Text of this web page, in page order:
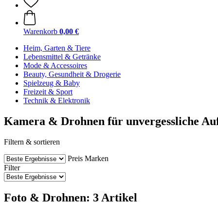
Warenkorb 0,00 €
Heim, Garten & Tiere
Lebensmittel & Getränke
Mode & Accessoires
Beauty, Gesundheit & Drogerie
Spielzeug & Baby
Freizeit & Sport
Technik & Elektronik
Kamera & Drohnen für unvergessliche
Filtern & sortieren
Preis Marken
Filter
Foto & Drohnen: 3 Artikel